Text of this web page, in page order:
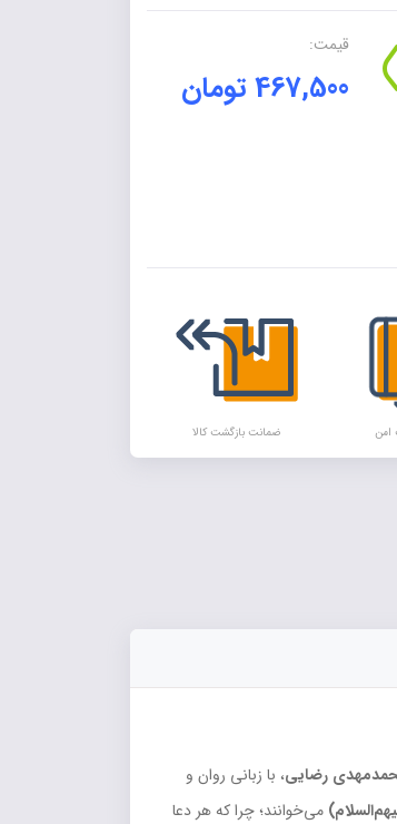
قیمت:
467,500 تومان
امن ضمانت بازگشت کالا
رضایی، با زبانی روان و
می‌خوانند؛ چرا که هر دعا